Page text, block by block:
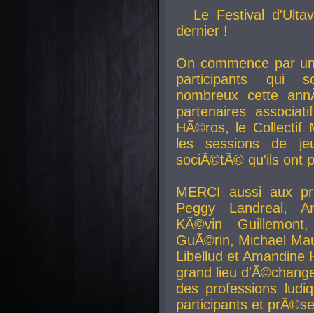
Le Festival
dernier !
On commence par
participants qui
nombreux cette
partenaires
HÃ©ros, le Collectif
les sessions de
sociÃ©tÃ© qu'ils ont
MERCI aussi aux
Peggy Landreal,
KÃ©vin
GuÃ©rin, Michael
Libellud et Amandine
grand lieu
des professions
participants et